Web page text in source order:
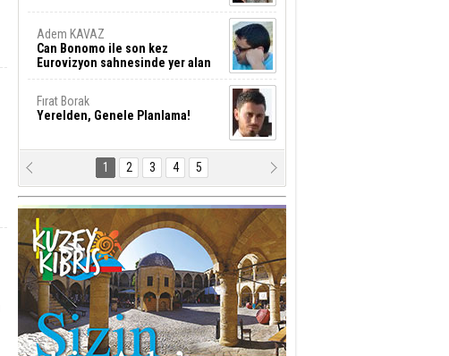
Adem KAVAZ
Can Bonomo ile son kez
Eurovizyon sahnesinde yer alan
Türkiye 10 yıl aradan sonra
Fırat Borak
Yerelden, Genele Planlama!
Erkut YILMABAŞAR
Bayrak tartışmaları ve ihalesiz
işler!
Arif Alasya
2015 SONRASI VE AKINCI.
Fatma Baysal
SURLAR İÇİ’NDE KOLAYDIR ÖLMEK
1 2 3 4 5